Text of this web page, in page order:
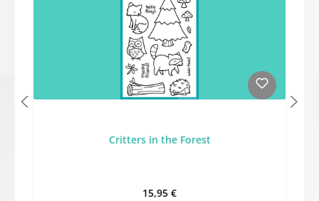
Critters in the Forest
Regulärer Preis:
15,95 €